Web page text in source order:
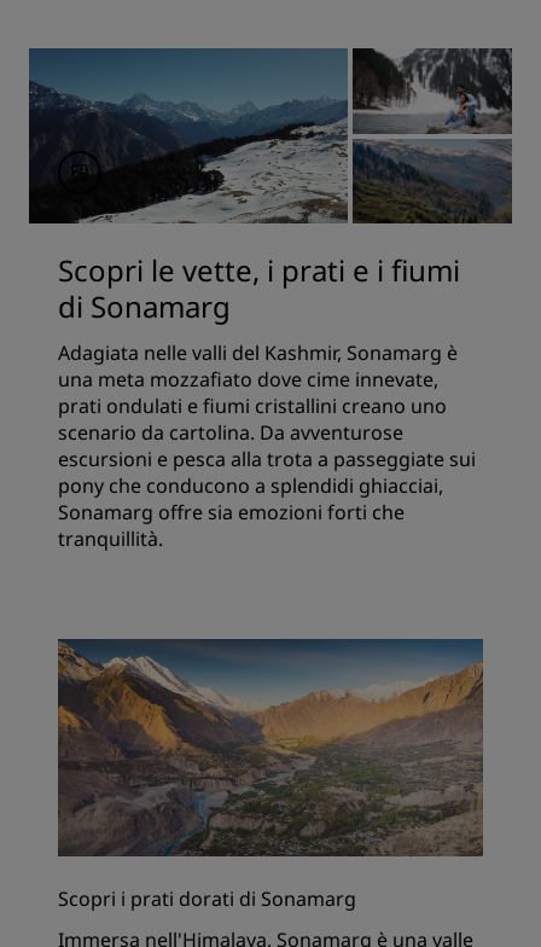
Scopri le vette, i prati e i fiumi
di Sonamarg
Adagiata nelle valli del Kashmir, Sonamarg è
una meta mozzafiato dove cime innevate,
prati ondulati e fiumi cristallini creano uno
scenario da cartolina. Da avventurose
escursioni e pesca alla trota a passeggiate sui
pony che conducono a splendidi ghiacciai,
Sonamarg offre sia emozioni forti che
tranquillità.
Scopri i prati dorati di Sonamarg
Immersa nell'Himalaya, Sonamarg è una valle